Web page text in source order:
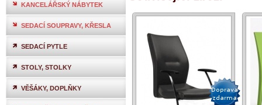
KANCELÁŘSKÝ NÁBYTEK
SEDACÍ SOUPRAVY, KŘESLA
SEDACÍ PYTLE
STOLY, STOLKY
VĚŠÁKY, DOPLŇKY